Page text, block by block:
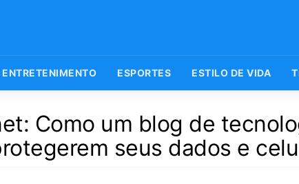
ENTRETENIMENTO ESPORTES ESTILO DE VIDA
Como um blog de
seus dados e